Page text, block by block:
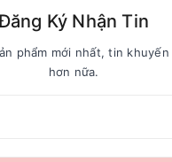
Ký Nhận Tin
phẩm mới nhất, tin khuyến
hơn nữa.